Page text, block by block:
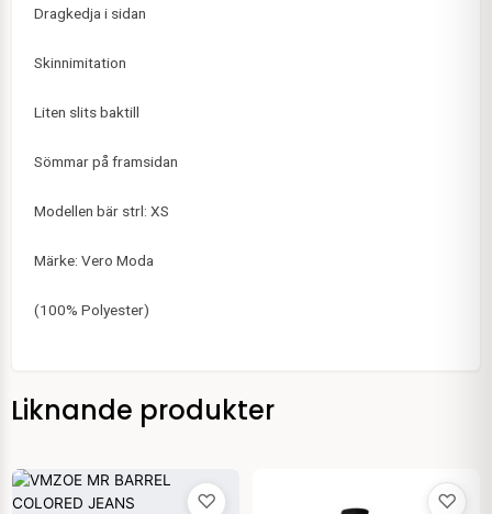
Dragkedja i sidan
Skinnimitation
Liten slits baktill
Sömmar på framsidan
Modellen bär strl: XS
Märke: Vero Moda
(100% Polyester)
Liknande produkter
♡ ♡